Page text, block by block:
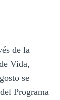
de la
Vida,
se
del Programa